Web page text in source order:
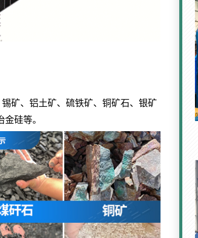
矿、铝土矿、硫铁矿、铜矿石、银矿
硅等。